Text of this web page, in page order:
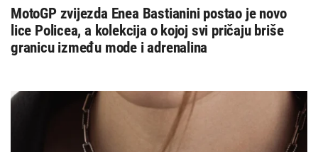
MotoGP zvijezda Enea Bastianini postao je novo
lice Policea, a kolekcija o kojoj svi pričaju briše
granicu između mode i adrenalina